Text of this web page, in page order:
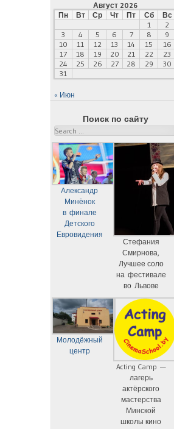
Август 2026
Пн
Вт Ср Чт Пт Сб
Вс
1
2
3
4 5 6 7 8
9
10
11 12 13 14 15
16
17
18 19 20 21 22
23
24
25 26 27 28 29
30
31
« Июн
Поиск по сайту
Search
Александр
Минёнок
в финале
Детского
Евровидения
Стефания
Смирнова,
Лучшее соло
на фестивале
во Львове
Молодёжный
центр
Acting Camp —
лагерь
актёрского
мастерства
Минской
школы кино